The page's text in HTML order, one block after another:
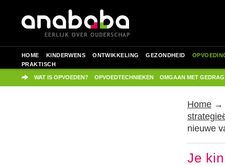
HOME KINDERWENS ONTWIKKELING GEZONDHEID
PRAKTISCH
WAT IS OPVOEDEN? OPVOEDTECHNIEKEN OMGAAN MET GEDRAG
Home →
nieuwe
Je